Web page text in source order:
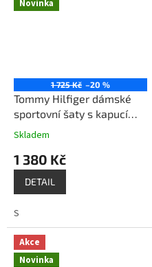
Novinka
1 725 Kč –20 %
Tommy Hilfiger dámské
sportovní šaty s kapucí
červené
Skladem
1 380 Kč
DETAIL
S
Akce
Novinka